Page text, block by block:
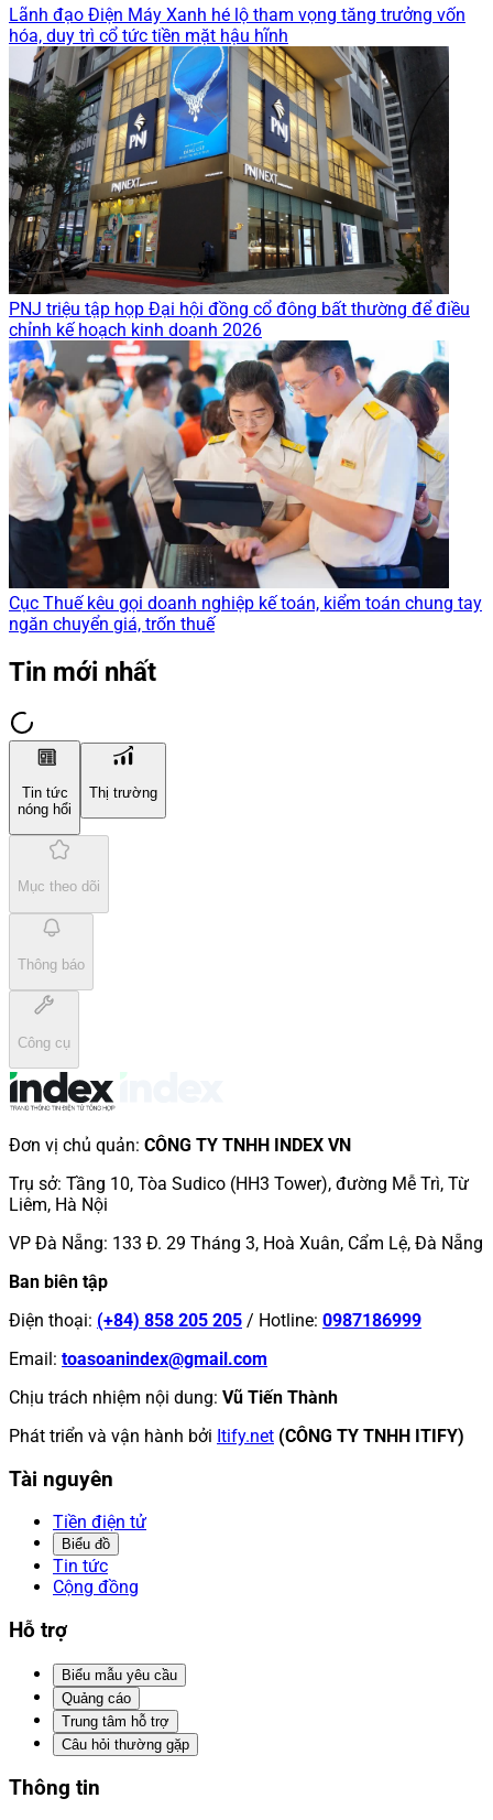
Lãnh đạo Điện Máy Xanh hé lộ tham vọng tăng trưởng vốn
hóa, duy trì cổ tức tiền mặt hậu hĩnh
PNJ triệu tập họp Đại hội đồng cổ đông bất thường để điều
chỉnh kế hoạch kinh doanh 2026
Cục Thuế kêu gọi doanh nghiệp kế toán, kiểm toán chung tay
ngăn chuyển giá, trốn thuế
Tin mới nhất
Tin tức
nóng hổi
Thị trường
Mục theo dõi
Thông báo
Công cụ
Đơn vị chủ quản: CÔNG TY TNHH INDEX VN
Trụ sở: Tầng 10, Tòa Sudico (HH3 Tower), đường Mễ Trì, Từ
Liêm, Hà Nội
VP Đà Nẵng: 133 Đ. 29 Tháng 3, Hoà Xuân, Cẩm Lệ, Đà Nẵng
Ban biên tập
Điện thoại: (+84) 858 205 205 / Hotline: 0987186999
Email: toasoanindex@gmail.com
Chịu trách nhiệm nội dung: Vũ Tiến Thành
Phát triển và vận hành bởi Itify.net (CÔNG TY TNHH ITIFY)
Tài nguyên
Tiền điện tử
Biểu đồ
Tin tức
Cộng đồng
Hỗ trợ
Biểu mẫu yêu cầu
Quảng cáo
Trung tâm hỗ trợ
Câu hỏi thường gặp
Thông tin